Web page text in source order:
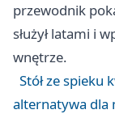
przewodnik
służył latami i
wnętrze.
Stół ze spieku
alternatywa dla